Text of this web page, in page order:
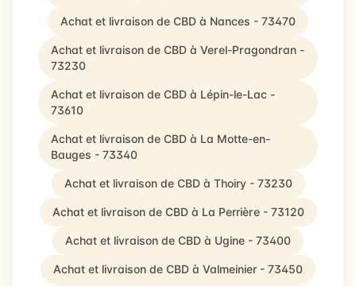
Achat et livraison de CBD à Nances - 73470
Achat et livraison de CBD à Verel-Pragondran -
73230
Achat et livraison de CBD à Lépin-le-Lac -
73610
Achat et livraison de CBD à La Motte-en-
Bauges - 73340
Achat et livraison de CBD à Thoiry - 73230
Achat et livraison de CBD à La Perrière - 73120
Achat et livraison de CBD à Ugine - 73400
Achat et livraison de CBD à Valmeinier - 73450